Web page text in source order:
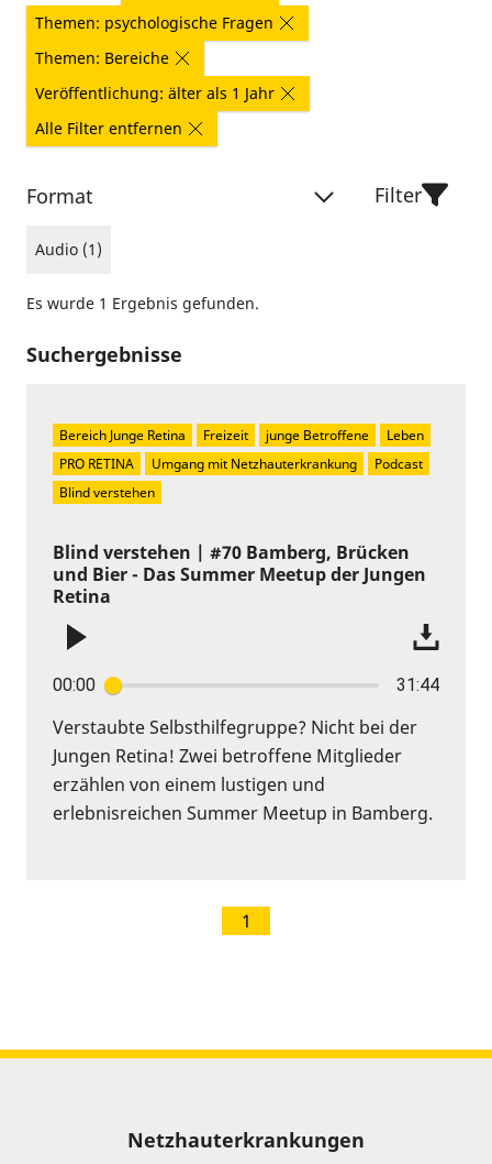
Themen: psychologische Fragen
Themen: Bereiche
Veröffentlichung: älter als 1 Jahr
Alle Filter entfernen
Format
Audio (1)
Filter
Es wurde 1 Ergebnis gefunden.
Suchergebnisse
Blind verstehen | #70 Bamberg, Brücken
und Bier - Das Summer Meetup der Jungen
Retina
00:00 31:44
Verstaubte Selbsthilfegruppe? Nicht bei der
Jungen Retina! Zwei betroffene Mitglieder
erzählen von einem lustigen und
erlebnisreichen Summer Meetup in Bamberg.
Bereich Junge Retina Freizeit junge Betroffene
Leben
PRO RETINA
Umgang mit Netzhauterkrankung
Podcast
Blind verstehen
1
Netzhauterkrankungen